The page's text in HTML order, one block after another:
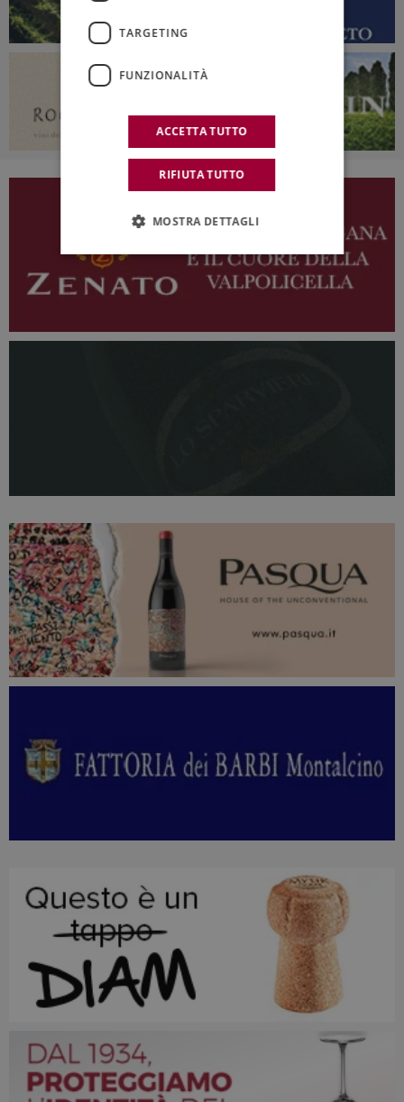
TARGETING
FUNZIONALITÀ
ACCETTA TUTTO
RIFIUTA TUTTO
MOSTRA DETTAGLI